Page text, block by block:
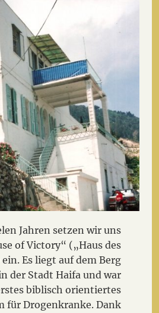
Jahren setzen wir uns
of Victory“ („Haus des
ein. Es liegt auf dem Berg
der Stadt Haifa und war
biblisch orientiertes
für Drogenkranke. Dank